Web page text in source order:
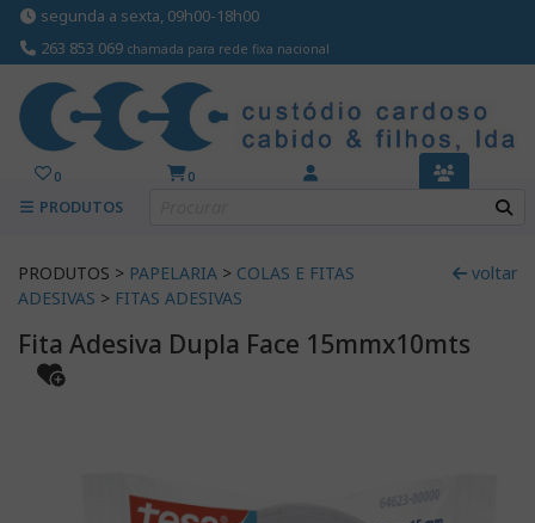
segunda a sexta, 09h00-18h00
263 853 069 chamada para rede fixa nacional
0 0
PRODUTOS
PRODUTOS > PAPELARIA > COLAS E FITAS
ADESIVAS > FITAS ADESIVAS
voltar
Fita Adesiva Dupla Face 15mmx10mts